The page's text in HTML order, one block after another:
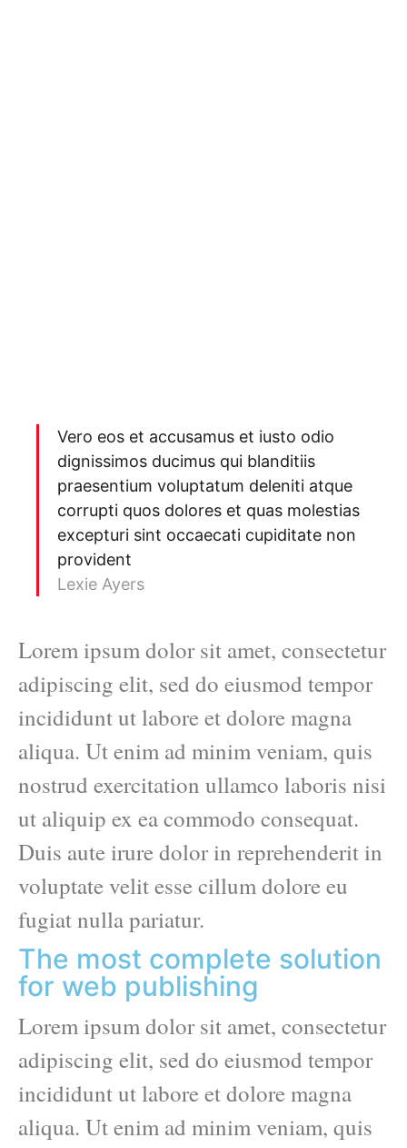
Vero eos et accusamus et iusto odio
dignissimos ducimus qui blanditiis
praesentium voluptatum deleniti atque
corrupti quos dolores et quas molestias
excepturi sint occaecati cupiditate non
provident
Lexie Ayers
Lorem ipsum dolor sit amet, consectetur
adipiscing elit, sed do eiusmod tempor
incididunt ut labore et dolore magna
aliqua. Ut enim ad minim veniam, quis
nostrud exercitation ullamco laboris nisi
ut aliquip ex ea commodo consequat.
Duis aute irure dolor in reprehenderit in
voluptate velit esse cillum dolore eu
fugiat nulla pariatur.
The most complete solution
for web publishing
Lorem ipsum dolor sit amet, consectetur
adipiscing elit, sed do eiusmod tempor
incididunt ut labore et dolore magna
aliqua. Ut enim ad minim veniam, quis